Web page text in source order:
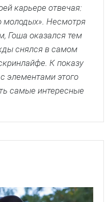
карьере отвечая:
молодых». Несмотря
Гоша оказался тем
снялся в самом
К показу
с элементами этого
самые интересные